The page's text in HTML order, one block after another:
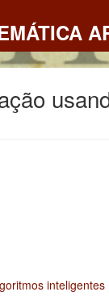
inteligentes